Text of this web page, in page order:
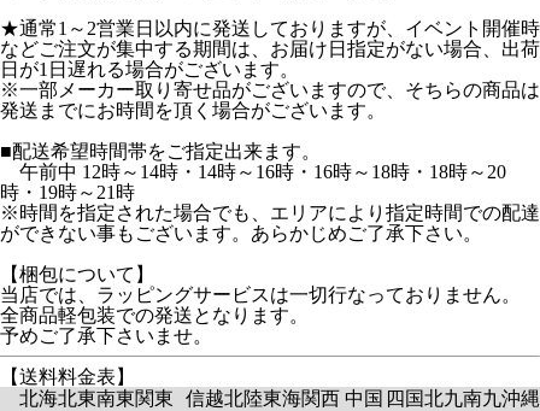
★通常1～2営業日以内に発送しておりますが、イベント開催時
などご注文が集中する期間は、お届け日指定がない場合、出荷
日が1日遅れる場合がございます。
※一部メーカー取り寄せ品がございますので、そちらの商品は
発送までにお時間を頂く場合がございます。
■配送希望時間帯をご指定出来ます。
午前中 12時～14時・14時～16時・16時～18時・18時～20
時・19時～21時
※時間を指定された場合でも、エリアにより指定時間での配達
ができない事もございます。あらかじめご了承下さい。
【梱包について】
当店では、ラッピングサービスは一切行なっておりません。
全商品軽包装での発送となります。
予めご了承下さいませ。
【送料料金表】
北海北東南東関東 信越北陸東海関西 中国 四国北九南九沖縄